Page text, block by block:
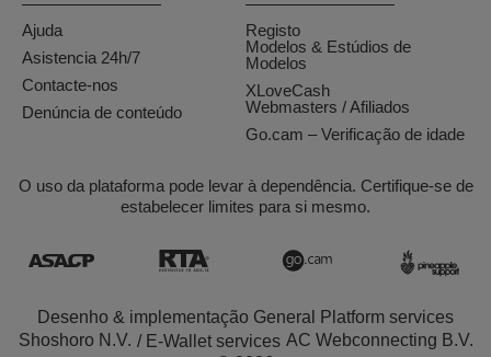
Ajuda
Asistencia 24h/7
Contacte-nos
Denúncia de conteúdo
Registo
Modelos & Estúdios de
Modelos
XLoveCash
Webmasters / Afiliados
Go.cam – Verificação de idade
O uso da plataforma pode levar à dependência. Certifique-se de
estabelecer limites para si mesmo.
Desenho & implementação General Platform services
/ E-Wallet services